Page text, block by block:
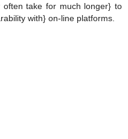
often take for much longer} to
with} on-line platforms.